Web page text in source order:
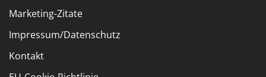
Marketing-Zitate
Impressum/Datenschutz
Kontakt